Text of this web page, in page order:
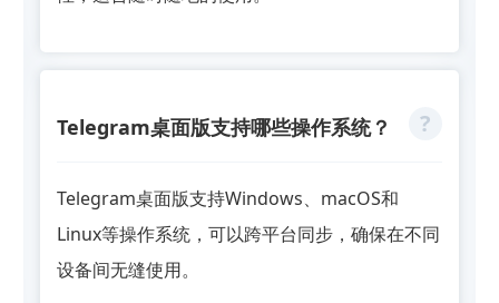
Telegram桌面版支持哪些操作系统？
Telegram桌面版支持Windows、macOS和
Linux等操作系统，可以跨平台同步，确保在不同
设备间无缝使用。